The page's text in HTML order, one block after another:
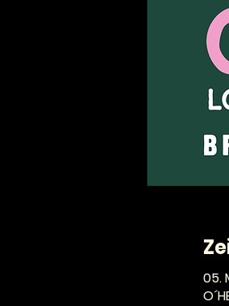
05.